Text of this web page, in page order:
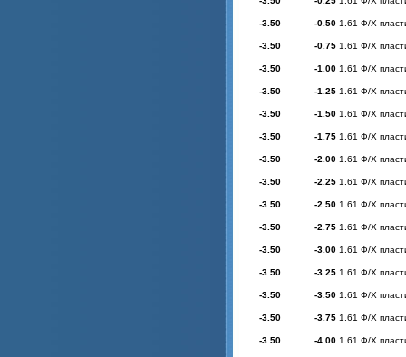
-3.50 -0.50 1.61 Ф/Х
-3.50 -0.75 1.61 Ф/Х
-3.50 -1.00 1.61 Ф/Х
-3.50 -1.25 1.61 Ф/Х
-3.50 -1.50 1.61 Ф/Х
-3.50 -1.75 1.61 Ф/Х
-3.50 -2.00 1.61 Ф/Х
-3.50 -2.25 1.61 Ф/Х
-3.50 -2.50 1.61 Ф/Х
-3.50 -2.75 1.61 Ф/Х
-3.50 -3.00 1.61 Ф/Х
-3.50 -3.25 1.61 Ф/Х
-3.50 -3.50 1.61 Ф/Х
-3.50 -3.75 1.61 Ф/Х
-3.50 -4.00 1.61 Ф/Х